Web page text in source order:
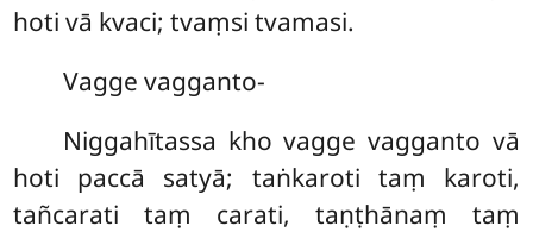
hoti vā kvaci; tvaṃsi tvamasi.
Vaggevagganto-
Niggahītassa kho vagge vagganto vā
hoti paccā satyā; taṅkaroti taṃ karoti,
tañcarati taṃ carati, taṇṭhānaṃ taṃ